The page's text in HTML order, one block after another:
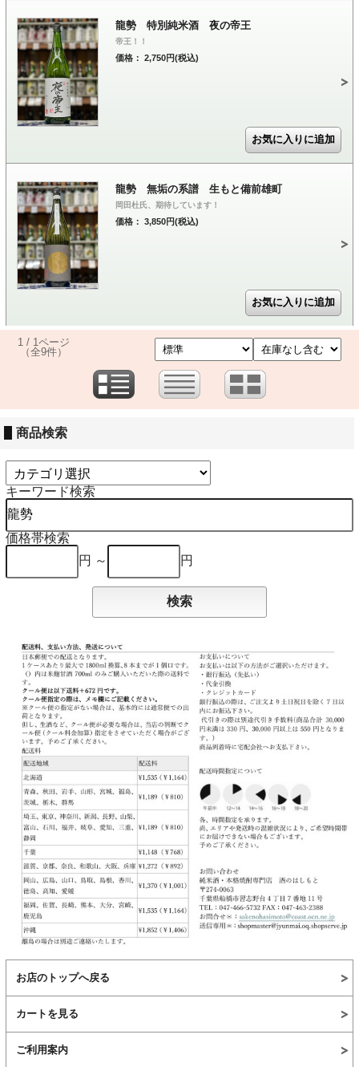
龍勢 特別純米酒 夜の帝王
帝王！！
価格： 2,750円(税込)
龍勢 無垢の系譜 生もと備前雄町
岡田杜氏、期待しています！
価格： 3,850円(税込)
1 / 1ページ
（全9件）
商品検索
キーワード検索
価格帯検索
円 ～
円
お店のトップへ戻る
カートを見る
ご利用案内